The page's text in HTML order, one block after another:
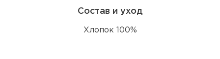
Состав и уход
Хлопок 100%